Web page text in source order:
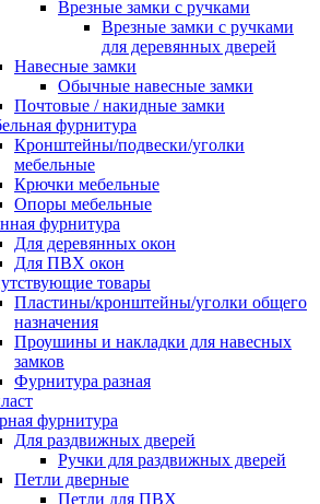
Врезные замки с ручками
Врезные замки с ручками
для деревянных дверей
Навесные замки
Обычные навесные замки
Почтовые / накидные замки
фурнитура
Кронштейны/подвески/уголки
мебельные
Крючки мебельные
Опоры мебельные
фурнитура
Для деревянных окон
Для ПВХ окон
товары
Пластины/кронштейны/уголки общего
назначения
Проушины и накладки для навесных
замков
Фурнитура разная
фурнитура
Для раздвижных дверей
Ручки для раздвижных дверей
Петли дверные
Петли для ПВХ